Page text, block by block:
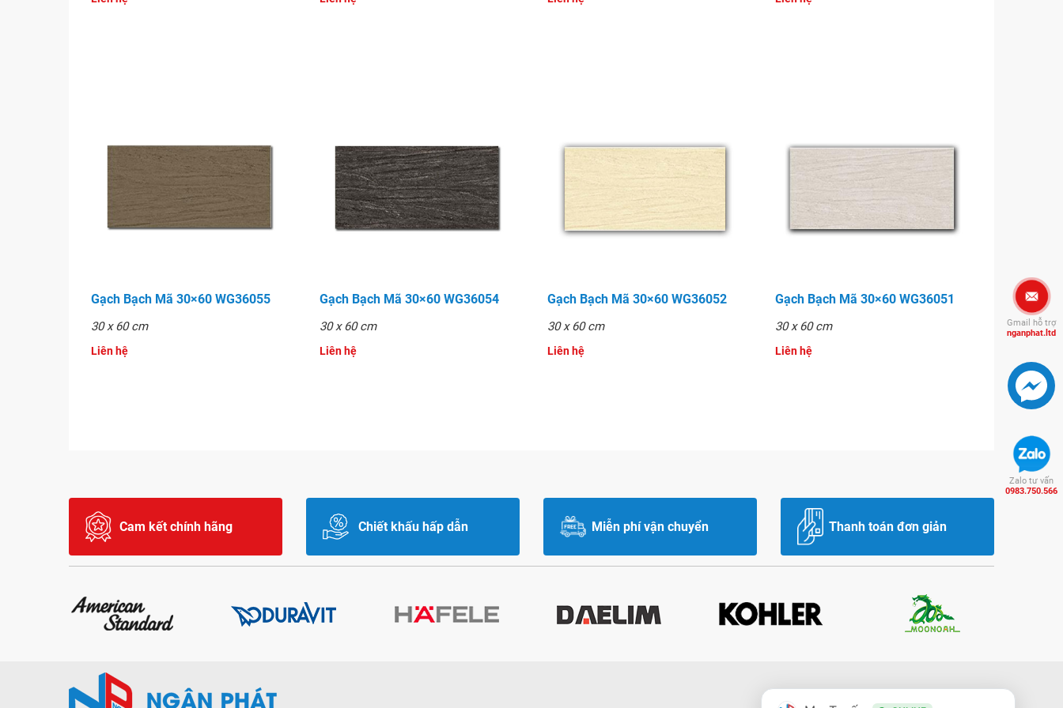
Gạch Bạch Mã 30×60 WG36055
30 x 60 cm
Liên hệ
Gạch Bạch Mã 30×60 WG36054
30 x 60 cm
Liên hệ
Gạch Bạch Mã 30×60 WG36052
30 x 60 cm
Liên hệ
Gạch Bạch Mã 30×60 WG36051
30 x 60 cm
Liên hệ
Cam kết chính hãng Chiết khấu hấp dẫn Miễn phí vận chuyển Thanh toán đơn giản
Gmail hỗ trợ
nganphat.ltd
Zalo tư vấn
0983.750.566